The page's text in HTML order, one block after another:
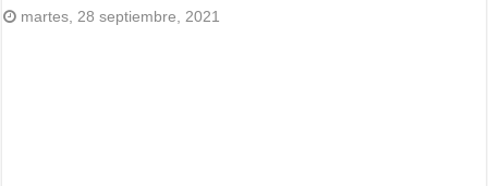
martes, 28 septiembre, 2021